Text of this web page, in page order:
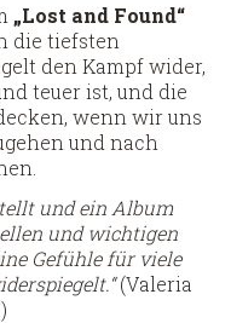
„Lost and Found“
die tiefsten
den Kampf wider,
teuer ist, und die
wenn wir uns
und nach
und ein Album
und wichtigen
Gefühle für viele
(Valeria